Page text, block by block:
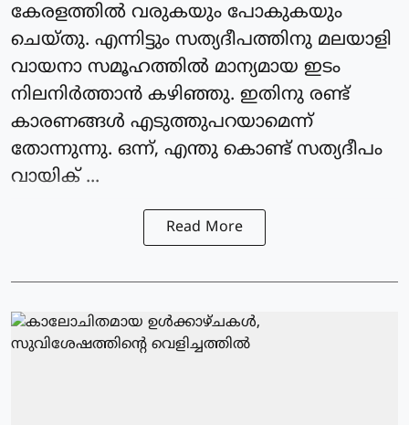
കേരളത്തിൽ വരുകയും പോകുകയും
ചെയ്‌തു. എന്നിട്ടും സത്യദീപത്തിനു മലയാളി
വായനാ സമൂഹത്തിൽ മാന്യമായ ഇടം
നിലനിർത്താൻ കഴിഞ്ഞു. ഇതിനു രണ്ട്
കാരണങ്ങൾ എടുത്തുപറയാമെന്ന്
തോന്നുന്നു. ഒന്ന്, എന്തു കൊണ്ട് സത്യദീപം
വായിക് ...
Read More